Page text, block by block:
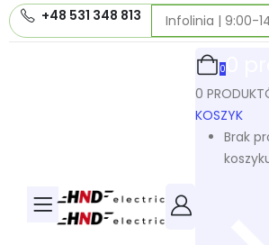
+48 531 348 813 Infolinia | 9:00-
0
0
KOSZYK
Brak